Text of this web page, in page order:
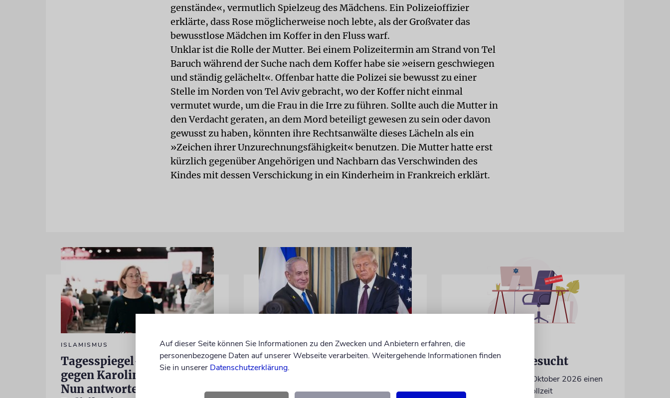
genstände«, vermutlich Spielzeug des Mädchens. Ein Polizeioffizier
erklärte, dass Rose möglicherweise noch lebte, als der Großvater das
bewusstlose Mädchen im Koffer in den Fluss warf.
Unklar ist die Rolle der Mutter. Bei einem Polizeitermin am Strand von Tel
Baruch während der Suche nach dem Koffer habe sie »eisern geschwiegen
und ständig gelächelt«. Offenbar hatte die Polizei sie bewusst zu einer
Stelle im Norden von Tel Aviv gebracht, wo der Koffer nicht einmal
vermutet wurde, um die Frau in die Irre zu führen. Sollte auch die Mutter in
den Verdacht geraten, an dem Mord beteiligt gewesen zu sein oder davon
gewusst zu haben, könnten ihre Rechtsanwälte dieses Lächeln als ein
»Zeichen ihrer Unzurechnungsfähigkeit« benutzen. Die Mutter hatte erst
kürzlich gegenüber Angehörigen und Nachbarn das Verschwinden des
Kindes mit dessen Verschickung in ein Kinderheim in Frankreich erklärt.
ISLAMISMUS
Tagesspiegel-Vorwürfe
gegen Karoline Preisler:
Nun antwortet die FDP-
WASHINGTON D.C.
Trump: Netanjahu will,
dass USA im Iran involviert
bleiben
IN EIGENER SACHE
Volontär/in gesucht
Wir suchen zum 15. Oktober 2026 einen
Volontär (m/w/d) in Vollzeit
Auf dieser Seite können Sie Informationen zu den Zwecken und Anbietern erfahren, die
personenbezogene Daten auf unserer Webseite verarbeiten. Weitergehende Informationen finden
Sie in unserer Datenschutzerklärung.